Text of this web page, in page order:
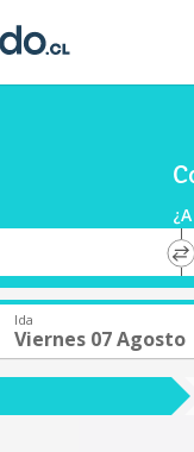
*
Ida
Viernes 07 Agosto